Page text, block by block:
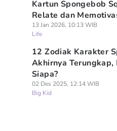
Kartun Spongebob
Relate dan
13 Jan 2026, 10:13 WIB
Life
12 Zodiak Karakter
Akhirnya Terungkap,
Siapa?
02 Des 2025, 12:14 WIB
Big Kid